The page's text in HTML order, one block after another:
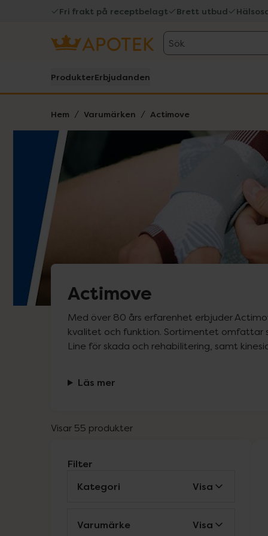
Fri frakt på receptbelagt Brett utbud
Sök
ProdukterErbjudanden
Hem Varumärken Actimove
Actimove
Med över 80 års erfarenhet erbjuder
kvalitet och funktion. Sortimentet omfattar
Line för skada och rehabilitering, samt
Läs mer
Visar 55 produkter
Filter
Kategori
Visa
Varumärke Visa